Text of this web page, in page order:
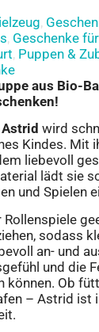
,
, Geschenke
, Puppen &
aus Bio-
wird
Kindes. Mit
liebevoll
lädt sie
und Spielen
sodass
an- und
und die
können. Ob
– Astrid ist